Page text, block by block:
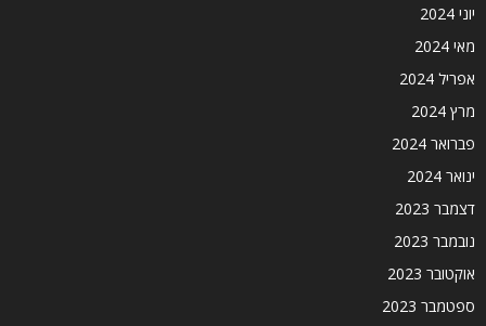
יוני 2024
מאי 2024
אפריל 2024
מרץ 2024
פברואר 2024
ינואר 2024
דצמבר 2023
נובמבר 2023
אוקטובר 2023
ספטמבר 2023